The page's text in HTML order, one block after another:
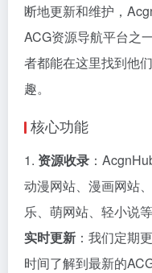
断地更新和维护，
ACG资源导航平台之
者都能在这里找到他
趣。
核心功能
1. 资源收录 ：
动漫网站、漫画网站
乐、萌网站、轻小说
实时更新 ：我们定期
时间了解到最新的